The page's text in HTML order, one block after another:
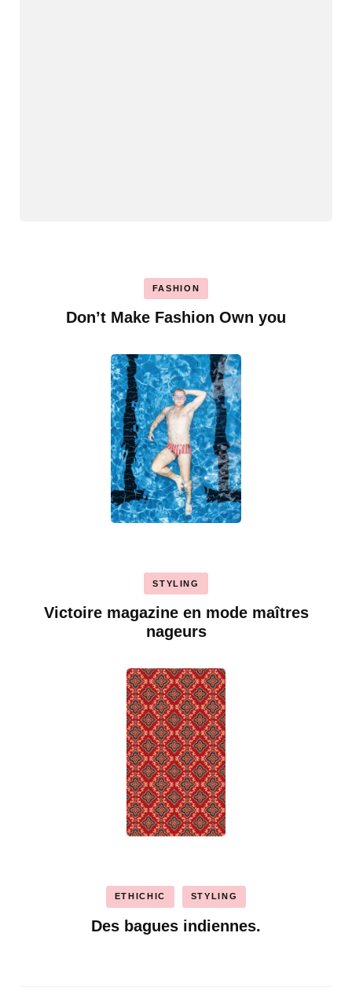
FASHION
Don’t Make Fashion Own you
STYLING
Victoire magazine en mode maîtres
nageurs
ETHICHIC STYLING
Des bagues indiennes.